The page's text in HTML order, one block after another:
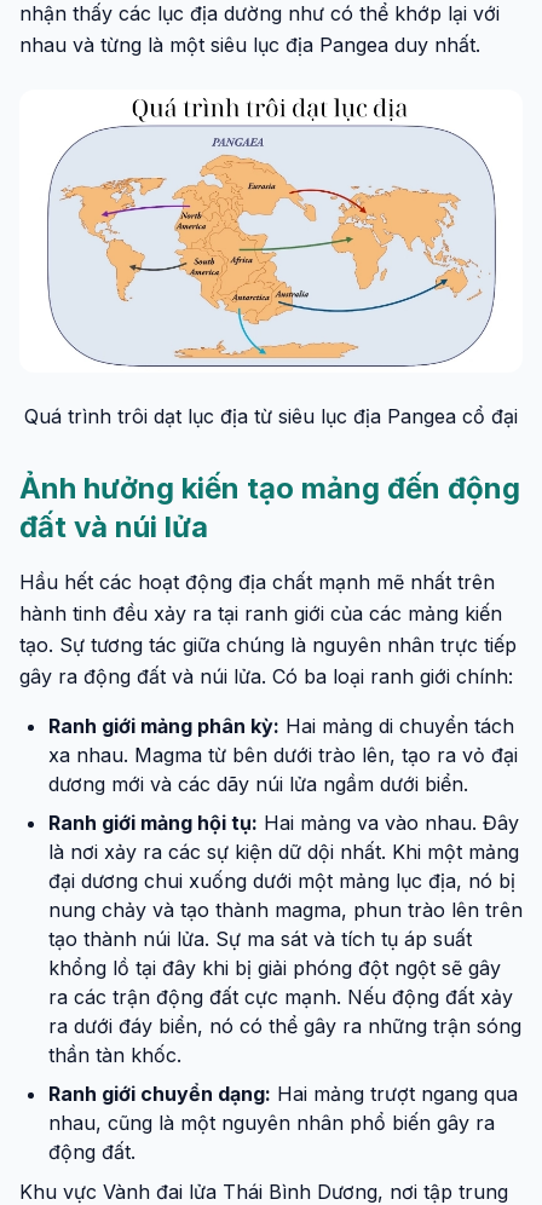
nhận thấy các lục địa dường như có thể khớp lại với
nhau và từng là một siêu lục địa Pangea duy nhất.
Quá trình trôi dạt lục địa từ siêu lục địa Pangea cổ đại
Ảnh hưởng kiến tạo mảng đến động
đất và núi lửa
Hầu hết các hoạt động địa chất mạnh mẽ nhất trên
hành tinh đều xảy ra tại ranh giới của các mảng kiến
tạo. Sự tương tác giữa chúng là nguyên nhân trực tiếp
gây ra động đất và núi lửa. Có ba loại ranh giới chính:
Ranh giới mảng phân kỳ: Hai mảng di chuyển tách
xa nhau. Magma từ bên dưới trào lên, tạo ra vỏ đại
dương mới và các dãy núi lửa ngầm dưới biển.
Ranh giới mảng hội tụ: Hai mảng va vào nhau. Đây
là nơi xảy ra các sự kiện dữ dội nhất. Khi một mảng
đại dương chui xuống dưới một mảng lục địa, nó bị
nung chảy và tạo thành magma, phun trào lên trên
tạo thành núi lửa. Sự ma sát và tích tụ áp suất
khổng lồ tại đây khi bị giải phóng đột ngột sẽ gây
ra các trận động đất cực mạnh. Nếu động đất xảy
ra dưới đáy biển, nó có thể gây ra những trận sóng
thần tàn khốc.
Ranh giới chuyển dạng: Hai mảng trượt ngang qua
nhau, cũng là một nguyên nhân phổ biến gây ra
động đất.
Khu vực Vành đai lửa Thái Bình Dương, nơi tập trung